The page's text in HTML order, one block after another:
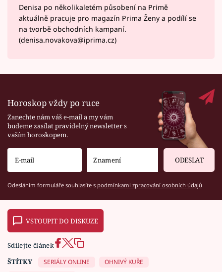
Denisa po několikaletém působení na Primě
aktuálně pracuje pro magazín Prima Ženy a podílí se
na tvorbě obchodních kampaní.
(denisa.novakova@iprima.cz)
Horoskop vždy po ruce
Zanechte nám váš e-mail a my vám
budeme zasílat pravidelný newsletter s
vaším horoskopem.
ODESLAT
Odesláním formuláře souhlasíte s podmínkami zpracování osobních údajů
VSTOUPIT DO DISKUZE
Sdílejte článek
ŠTÍTKY
SERIÁLY ONLINE
OHNIVÝ KUŘE